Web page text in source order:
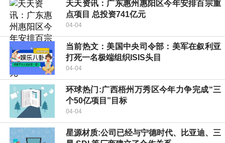
天天资讯：广东惠州惠阳区今年安排百宗重
点项目 总投资741亿元
04-04
当前热文：美国中央司令部：美军在叙利亚
打死一名极端组织ISIS头目
04-04
环球热门:广西梧州万秀区今年力争完成“三
个50亿项目”目标
04-04
星源材质:公司已经与宁德时代、比亚迪、三